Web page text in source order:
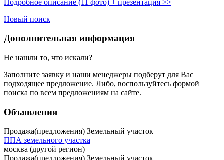
Подробное описание (11 фото) + презентация >>
Новый поиск
Дополнительная информация
Не нашли то, что искали?
Заполните заявку и наши менеджеры подберут для Вас
подходящее предложение. Либо, воспользуйтесь формой
поиска по всем предложениям на сайте.
Объявления
Продажа(предложения) Земельный участок
ППА земельного участка
москва (другой регион)